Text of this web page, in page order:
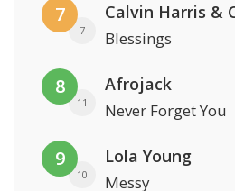
7
7 Blessings
8
11
Afrojack
Never Forget You
9
10
Lola Young
Messy